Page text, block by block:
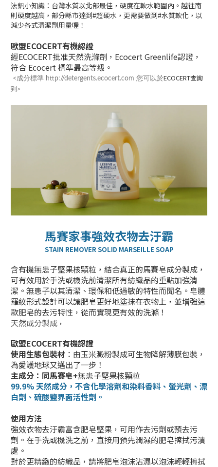
法釩小知識：台灣水質以北部最佳，硬度在軟水範圍內​。越往南
則硬度越高，部分縣市達到#超硬水​，更需要做到#水質軟化，以
減少各式清潔劑用量喔！
歐盟ECOCERT有機認證
經ECOCERT批准天然洗滌劑，Ecocert Greenlife認證，
符合 Ecocert 標準最高等級。
<成分標準 http://detergents.ecocert.com 您可以於ECOCERT查詢
到>
馬賽家事強效衣物去汙霸
STAIN REMOVER SOLID MARSEILLE SOAP
含有機無患子堅果核顆粒，結合真正的馬賽皂成分製成，
可有效用於手洗或機洗前清潔所有紡織品的重點加強清
潔。無患子以其清潔、環保和低過敏的特性而聞名。皂體
羅紋形式設計可以讓肥皂更好地塗抹在衣物上，並增強這
款肥皂的去污特性，從而實現更有效的洗滌！
天然成分製成 ，
歐盟ECOCERT有機認證
使用生態包裝材 ：由玉米澱粉製成可生物降解薄膜包裝，
為愛護地球又邁出了一步！
主成分：同馬賽皂+無患子堅果核顆粒
99.9% 天然成分，不含化學溶劑和染料香料 、螢光劑 、漂
白劑 、 硫酸鹽界面活性劑。
使用方法
強效衣物去汙霸富含肥皂堅果，可用作去污劑或預去污
劑。在手洗或機洗之前，直接用預先潤濕的肥皂擦拭污漬
處。
對於更精緻的紡織品，請將肥皂泡沫沾濕以泡沫輕輕擦拭